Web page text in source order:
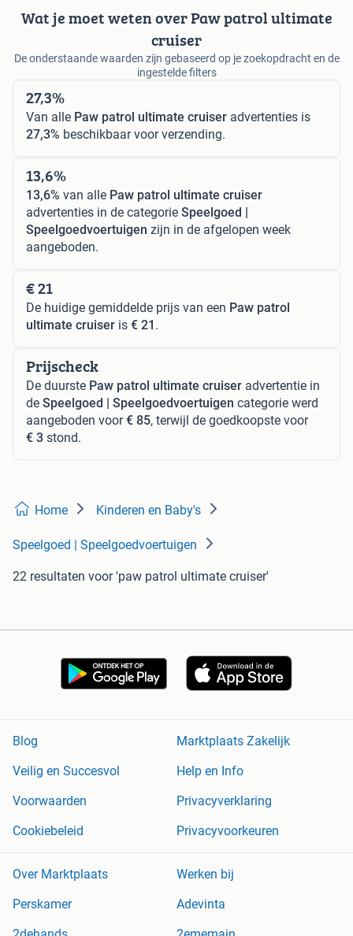
Wat je moet weten over Paw patrol ultimate
cruiser
De onderstaande waarden zijn gebaseerd op je zoekopdracht en de
ingestelde filters
27,3%
Van alle Paw patrol ultimate cruiser advertenties is
27,3% beschikbaar voor verzending.
13,6%
13,6% van alle Paw patrol ultimate cruiser
advertenties in de categorie Speelgoed |
Speelgoedvoertuigen zijn in de afgelopen week
aangeboden.
€ 21
De huidige gemiddelde prijs van een Paw patrol
ultimate cruiser is € 21 .
Prijscheck
De duurste Paw patrol ultimate cruiser advertentie in
de Speelgoed | Speelgoedvoertuigen categorie werd
aangeboden voor€ 85, terwijl de goedkoopste voor
€ 3 stond.
Home Kinderen en Baby's
Speelgoed | Speelgoedvoertuigen
22 resultaten voor 'paw patrol ultimate cruiser'
Blog
Marktplaats Zakelijk
Veilig en Succesvol
Help en Info
Voorwaarden
Privacyverklaring
Cookiebeleid
Privacyvoorkeuren
Over Marktplaats
Werken bij
Perskamer
Adevinta